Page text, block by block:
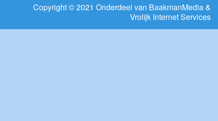
Copyright © 2021 Onderdeel van BaakmanMedia&
Vrolijk Internet Services